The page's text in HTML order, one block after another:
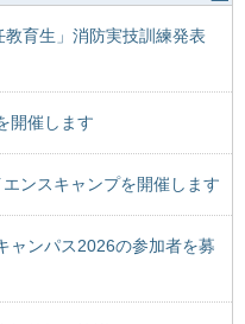
育生」消防実技訓練発表
開催します
ンスキャンプを開催します
ャンパス2026の参加者を募